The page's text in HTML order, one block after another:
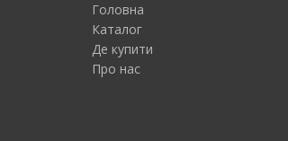
Головна
Каталог
Де купити
Про нас